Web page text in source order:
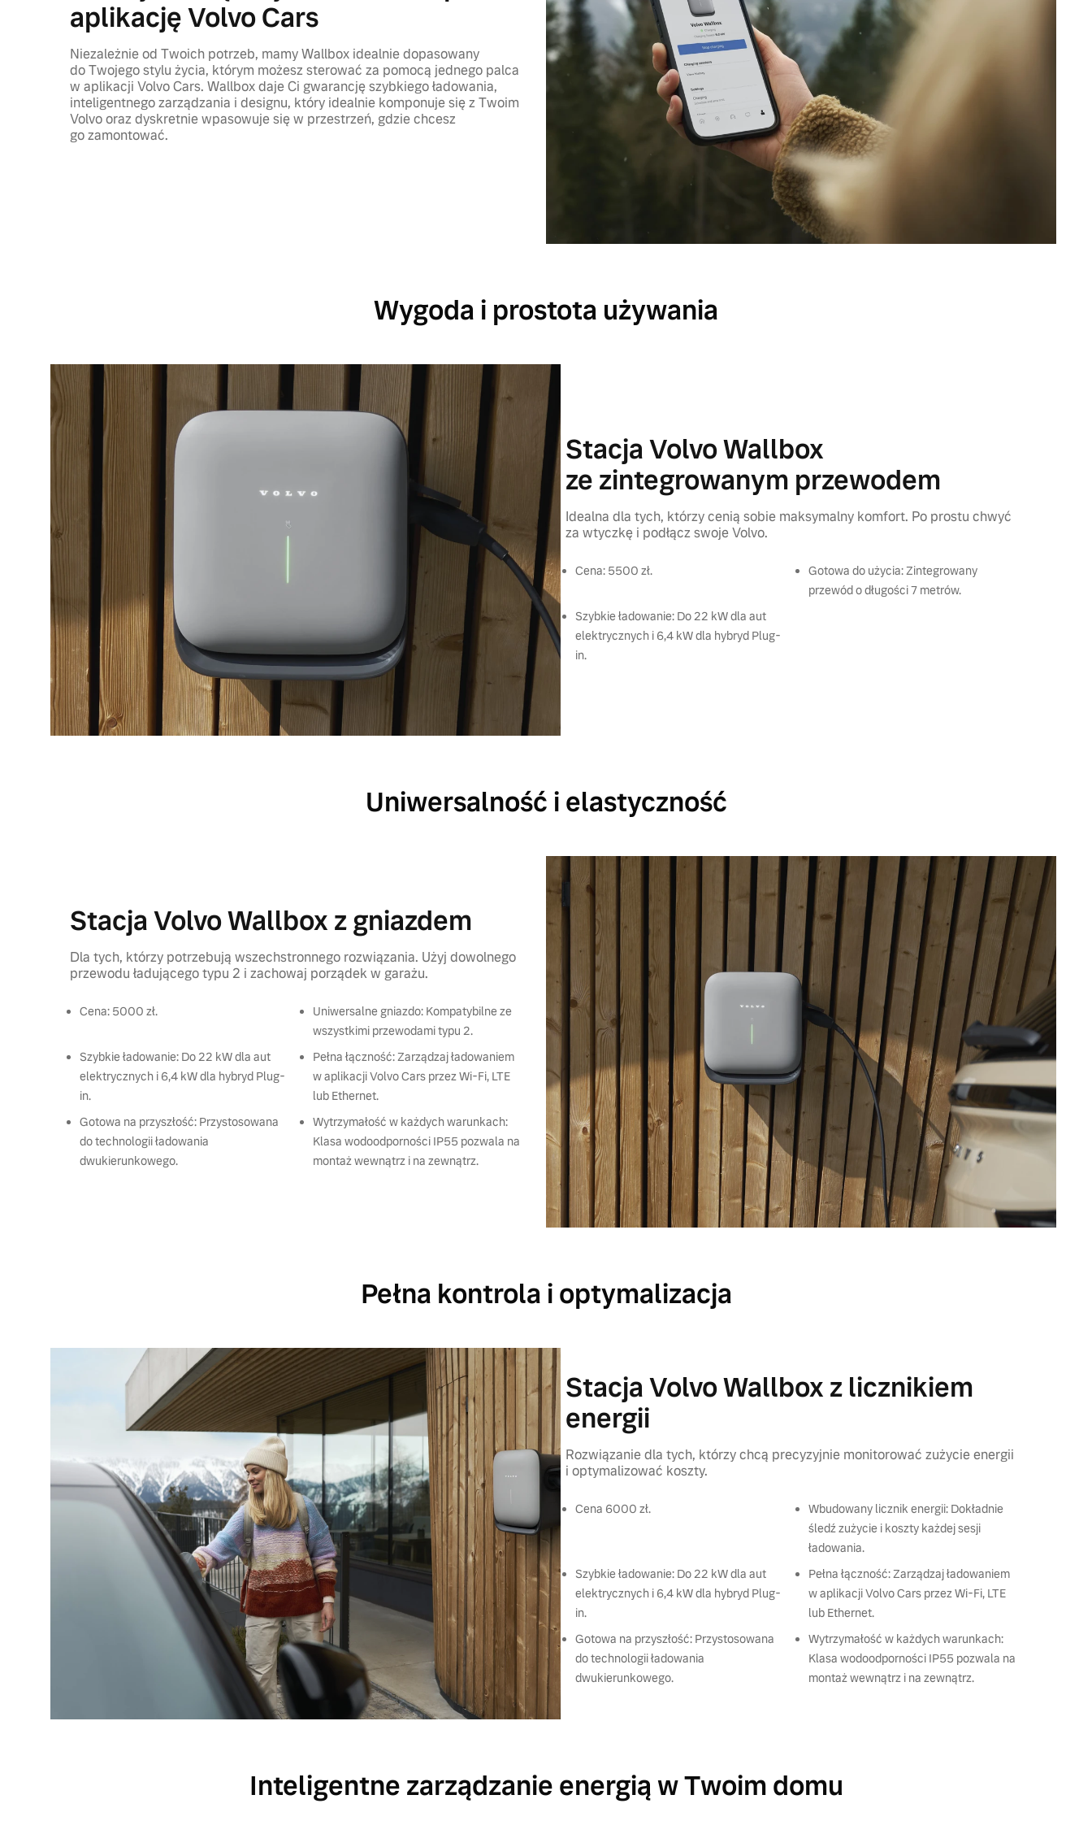
aplikację Volvo Cars
Niezależnie od Twoich potrzeb, mamy Wallbox idealnie dopasowany
do Twojego stylu życia, którym możesz sterować za pomocą jednego palca
w aplikacji Volvo Cars. Wallbox daje Ci gwarancję szybkiego ładowania,
inteligentnego zarządzania i designu, który idealnie komponuje się z Twoim
Volvo oraz dyskretnie wpasowuje się w przestrzeń, gdzie chcesz
go zamontować.
Wygoda i prostota używania
Stacja Volvo Wallbox
ze zintegrowanym przewodem
Idealna dla tych, którzy cenią sobie maksymalny komfort. Po prostu chwyć
za wtyczkę i podłącz swoje Volvo.
Cena: 5500 zł.
Gotowa do użycia: Zintegrowany
przewód o długości 7 metrów.
Szybkie ładowanie: Do 22 kW dla aut
elektrycznych i 6,4 kW dla hybryd Plug-
in.
Uniwersalność i elastyczność
Stacja Volvo Wallbox z gniazdem
Dla tych, którzy potrzebują wszechstronnego rozwiązania. Użyj dowolnego
przewodu ładującego typu 2 i zachowaj porządek w garażu.
Cena: 5000 zł.
Uniwersalne gniazdo: Kompatybilne ze
wszystkimi przewodami typu 2.
Szybkie ładowanie: Do 22 kW dla aut
elektrycznych i 6,4 kW dla hybryd Plug-
in.
Pełna łączność: Zarządzaj ładowaniem
w aplikacji Volvo Cars przez Wi-Fi, LTE
lub Ethernet.
Gotowa na przyszłość: Przystosowana
do technologii ładowania
dwukierunkowego.
Wytrzymałość w każdych warunkach:
Klasa wodoodporności IP55 pozwala na
montaż wewnątrz i na zewnątrz.
Pełna kontrola i optymalizacja
Stacja Volvo Wallbox z licznikiem
energii
Rozwiązanie dla tych, którzy chcą precyzyjnie monitorować zużycie energii
i optymalizować koszty.
Cena 6000 zł.
Wbudowany licznik energii: Dokładnie
śledź zużycie i koszty każdej sesji
ładowania.
Szybkie ładowanie: Do 22 kW dla aut
elektrycznych i 6,4 kW dla hybryd Plug-
in.
Pełna łączność: Zarządzaj ładowaniem
w aplikacji Volvo Cars przez Wi-Fi, LTE
lub Ethernet.
Gotowa na przyszłość: Przystosowana
do technologii ładowania
dwukierunkowego.
Wytrzymałość w każdych warunkach:
Klasa wodoodporności IP55 pozwala na
montaż wewnątrz i na zewnątrz.
Inteligentne zarządzanie energią w Twoim domu